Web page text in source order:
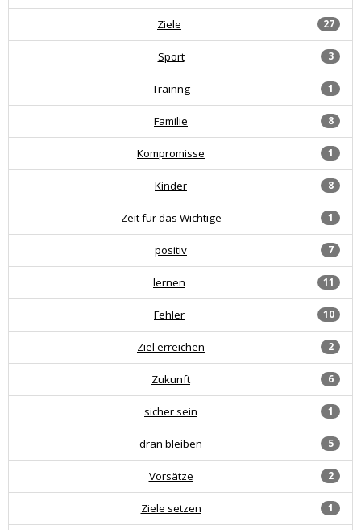
27
Ziele
3
Sport
1
Trainng
8
Familie
1
Kompromisse
8
Kinder
1
Zeit für das Wichtige
7
positiv
11
lernen
10
Fehler
2
Ziel erreichen
6
Zukunft
1
sicher sein
5
dran bleiben
2
Vorsätze
1
Ziele setzen